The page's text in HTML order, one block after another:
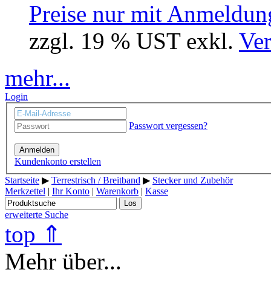
Preise nur mit
zzgl. 19 % UST exkl.
mehr...
Login
Passwort vergessen?
Anmelden
Kundenkonto erstellen
Startseite ▶ Terrestrisch / Breitband ▶ Stecker und Zubehör
Merkzettel | Ihr Konto | Warenkorb | Kasse
Los
erweiterte Suche
top ⇑
Mehr über...